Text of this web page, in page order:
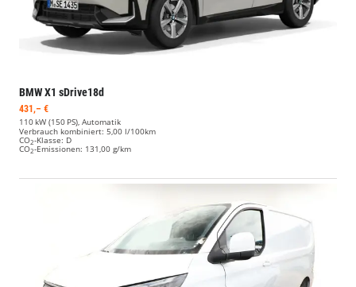
BMW X1 sDrive18d
431,– €
110 kW (150 PS), Automatik
Verbrauch kombiniert: 5,00 l/100km
CO2-Klasse: D
CO2-Emissionen: 131,00 g/km